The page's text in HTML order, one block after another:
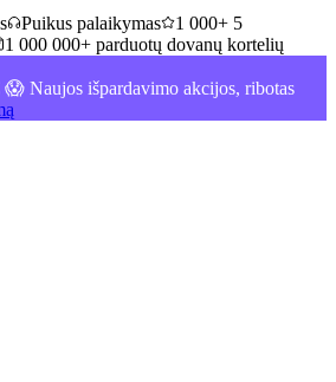
Puikus palaikymas
1 000+ 5
1 000 000+ parduotų dovanų kortelių
Naujos išpardavimo akcijos, ribotas